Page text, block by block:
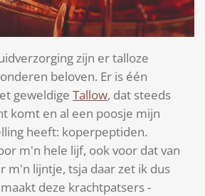
zijn er talloze
beloven. Er is één
geweldige Tallow, dat steeds
komt en al een poosje mijn
heeft: koperpeptiden.
m'n hele lijf, ook voor dat van
m'n lijntje, tsja daar zet ik dus
deze krachtpatsers -